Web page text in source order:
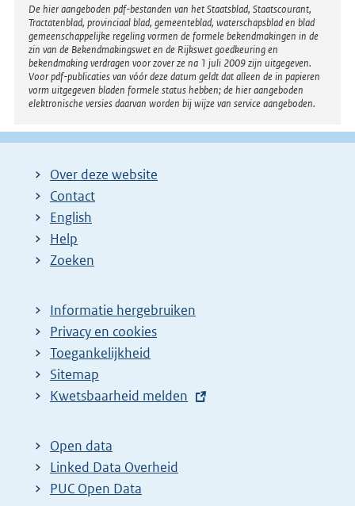
Disclaimer
De hier aangeboden pdf-bestanden van het Staatsblad, Staatscourant,
Tractatenblad, provinciaal blad, gemeenteblad, waterschapsblad en blad
gemeenschappelijke regeling vormen de formele bekendmakingen in de
zin van de Bekendmakingswet en de Rijkswet goedkeuring en
bekendmaking verdragen voor zover ze na 1 juli 2009 zijn uitgegeven.
Voor pdf-publicaties van vóór deze datum geldt dat alleen de in papieren
vorm uitgegeven bladen formele status hebben; de hier aangeboden
elektronische versies daarvan worden bij wijze van service aangeboden.
Over deze website
Contact
English
Help
Zoeken
Informatie hergebruiken
Privacy en cookies
Toegankelijkheid
Sitemap
E
t
e
r
Kwetsbaarheid melden
Open data
Linked Data Overheid
PUC Open Data